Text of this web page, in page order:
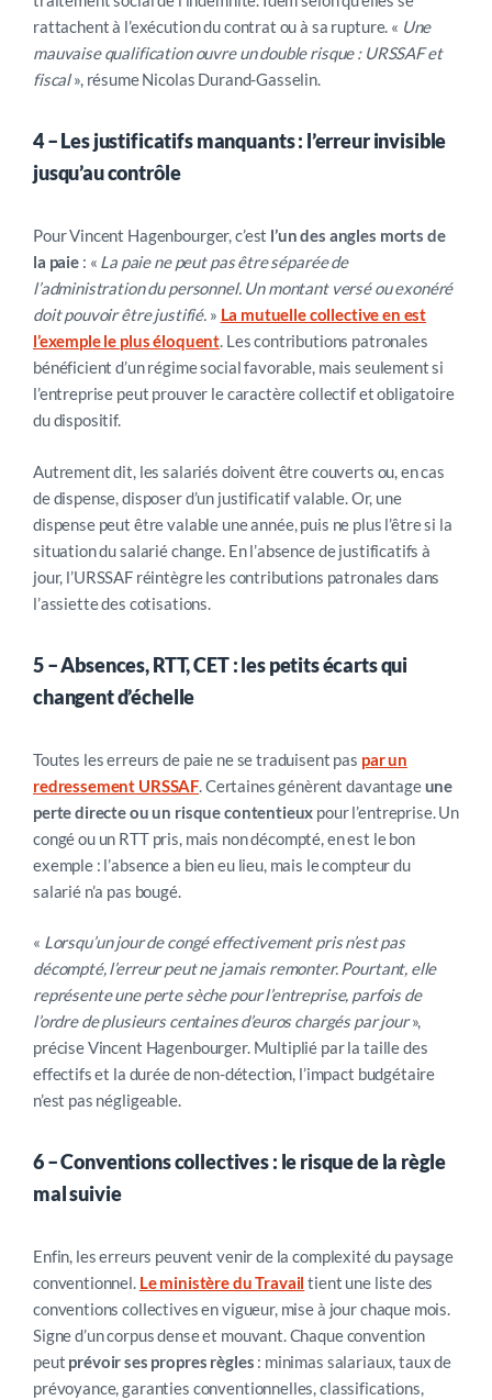
rattachent à l’exécution du contrat ou à sa rupture. « Une
mauvaise qualification ouvre un double risque : URSSAF et
fiscal», résume Nicolas Durand-Gasselin.
4 – Les justificatifs manquants : l’erreur invisible
jusqu’au contrôle
Pour Vincent Hagenbourger, c’est l’un des angles morts de
la paie: « La paie ne peut pas être séparée de
l’administration du personnel. Un montant versé ou exonéré
doit pouvoir être justifié.» La mutuelle collective en est
l’exemple le plus éloquent. Les contributions patronales
bénéficient d’un régime social favorable, mais seulement si
l’entreprise peut prouver le caractère collectif et obligatoire
du dispositif.
Autrement dit, les salariés doivent être couverts ou, en cas
de dispense, disposer d’un justificatif valable. Or, une
dispense peut être valable une année, puis ne plus l’être si la
situation du salarié change. En l’absence de justificatifs à
jour, l’URSSAF réintègre les contributions patronales dans
l’assiette des cotisations.
5 – Absences, RTT, CET : les petits écarts qui
changent d’échelle
Toutes les erreurs de paie ne se traduisent pas par un
redressement URSSAF . Certaines génèrent davantageune
perte directe ou un risque contentieux pour l’entreprise. Un
congé ou un RTT pris, mais non décompté, en est le bon
exemple : l’absence a bien eu lieu, mais le compteur du
salarié n’a pas bougé.
« Lorsqu’un jour de congé effectivement pris n’est pas
décompté, l’erreur peut ne jamais remonter. Pourtant, elle
représente une perte sèche pour l’entreprise, parfois de
l’ordre de plusieurs centaines d’euros chargés par jour»,
précise Vincent Hagenbourger. Multiplié par la taille des
effectifs et la durée de non-détection, l’impact budgétaire
n’est pas négligeable.
6 – Conventions collectives : le risque de la règle
mal suivie
Enfin, les erreurs peuvent venir de la complexité du paysage
conventionnel. Le ministère du Travail tient une liste des
conventions collectives en vigueur, mise à jour chaque mois.
Signe d’un corpus dense et mouvant. Chaque convention
peut prévoir ses propres règles : minimas salariaux, taux de
prévoyance, garanties conventionnelles, classifications,